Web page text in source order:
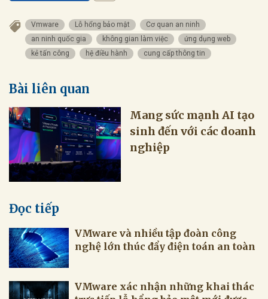
Vmware Lỗ hổng bảo mật
Cơ quan an ninh
an ninh quốc gia
không gian làm việc
ứng dụng web
kẻ tấn công
hệ điều hành cung cấp thông tin
Bài liên quan
Mang sức mạnh AI tạo
sinh đến với các doanh
nghiệp
Đọc tiếp
VMware và nhiều tập đoàn công
nghệ lớn thúc đẩy điện toán an toàn
VMware xác nhận những khai thác